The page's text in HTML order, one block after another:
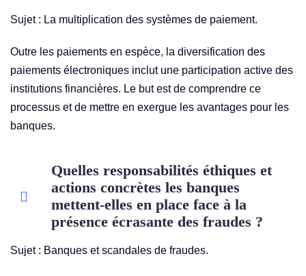
Sujet : La multiplication des systèmes de paiement.
Outre les paiements en espèce, la diversification des
paiements électroniques inclut une participation active des
institutions financières. Le but est de comprendre ce
processus et de mettre en exergue les avantages pour les
banques.
Quelles responsabilités éthiques et
actions concrètes les banques
mettent-elles en place face à la
présence écrasante des fraudes ?
Sujet : Banques et scandales de fraudes.